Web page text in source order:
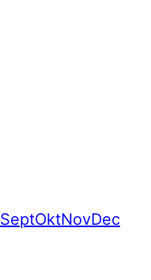
SeptOktNovDec